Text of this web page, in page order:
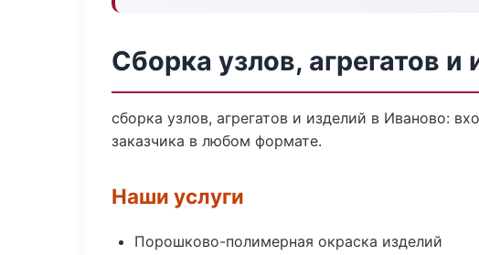
Сборка узлов, агрегатов
сборка узлов, агрегатов и изделий в Иваново:
заказчика в любом формате.
Наши услуги
Порошково-полимерная окраска изделий